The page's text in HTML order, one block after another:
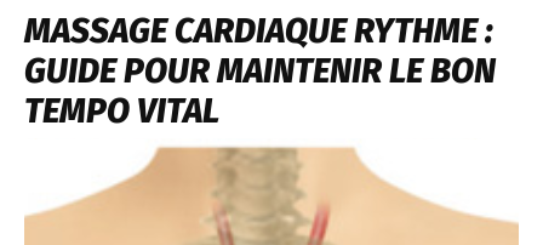
MASSAGE CARDIAQUE RYTHME :
GUIDE POUR MAINTENIR LE BON
TEMPO VITAL